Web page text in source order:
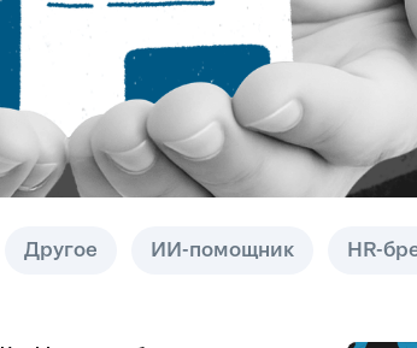
Другое ИИ-помощник HR-